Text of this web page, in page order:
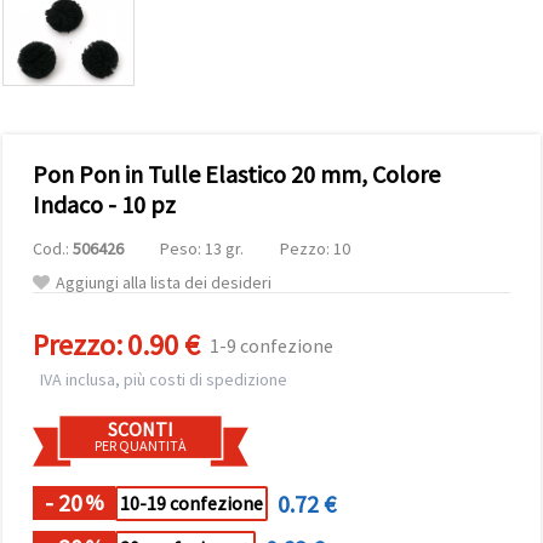
offerta e
visualizzare
contenuti
personalizzati.
tutti i
cookie. •
Clicca su
Cookie" per
personalizzare
le tue
modificare
il tuo
in qualsiasi
momento.
Per ulteriori
informazioni,
consultare
la nostra
Pon Pon in Tulle Elastico 20 mm, Colore
Indaco - 10 pz
Cod.: 506426 Peso: 13 gr.
Pezzo: 10
Aggiungi alla lista dei desideri
Prezzo:0.90 € 1-9 confezione
IVA inclusa, più costi di spedizione
SCONTI
PER QUANTITÀ
- 20% 10-19 confezione
0.72 €